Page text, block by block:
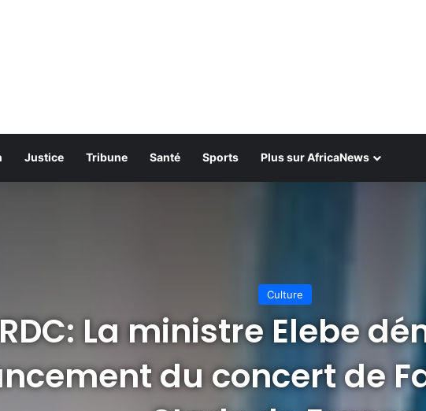
Justice Tribune Santé Sports Plus sur AfricaNews
Culture
RDC: La ministre Elebe
du concert de